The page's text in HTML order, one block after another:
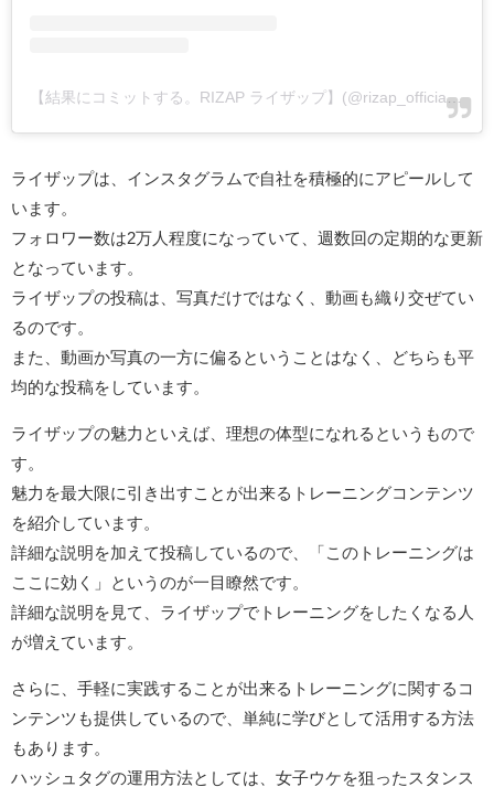
【結果にコミットする。RIZAP ライザップ】(@rizap_official)がシェアした投稿
ライザップは、インスタグラムで自社を積極的にアピールして
います。
フォロワー数は2万人程度になっていて、週数回の定期的な更新
となっています。
ライザップの投稿は、写真だけではなく、動画も織り交ぜてい
るのです。
また、動画か写真の一方に偏るということはなく、どちらも平
均的な投稿をしています。
ライザップの魅力といえば、理想の体型になれるというもので
す。
魅力を最大限に引き出すことが出来るトレーニングコンテンツ
を紹介しています。
詳細な説明を加えて投稿しているので、「このトレーニングは
ここに効く」というのが一目瞭然です。
詳細な説明を見て、ライザップでトレーニングをしたくなる人
が増えています。
さらに、手軽に実践することが出来るトレーニングに関するコ
ンテンツも提供しているので、単純に学びとして活用する方法
もあります。
ハッシュタグの運用方法としては、女子ウケを狙ったスタンス